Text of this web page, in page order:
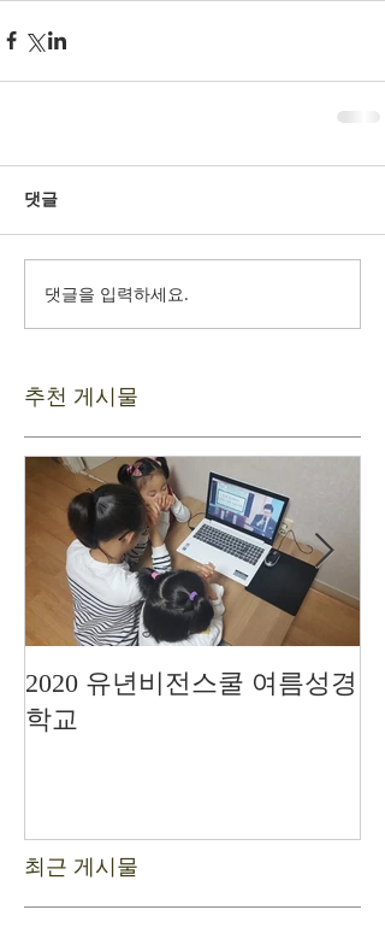
댓글
댓글을 입력하세요.
추천 게시물
2020 유년비전스쿨 여름성경
학교
최근 게시물